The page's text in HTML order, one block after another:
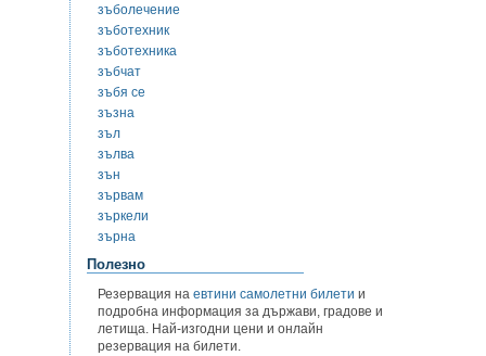
зъболечение
зъботехник
зъботехника
зъбчат
зъбя се
зъзна
зъл
зълва
зън
зървам
зъркели
зърна
Полезно
Резервация на евтини самолетни билети и
подробна информация за държави, градове и
летища. Най-изгодни цени и онлайн
резервация на билети.